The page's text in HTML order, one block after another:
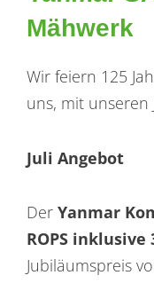
Mähwerk
Wir feiern 125
uns, mit unseren
Juli Angebot
Der Yanmar
ROPS
Jubiläumspreis